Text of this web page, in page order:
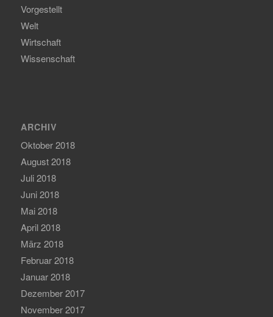
Vorgestellt
Welt
Wirtschaft
Wissenschaft
ARCHIV
Oktober 2018
August 2018
Juli 2018
Juni 2018
Mai 2018
April 2018
März 2018
Februar 2018
Januar 2018
Dezember 2017
November 2017